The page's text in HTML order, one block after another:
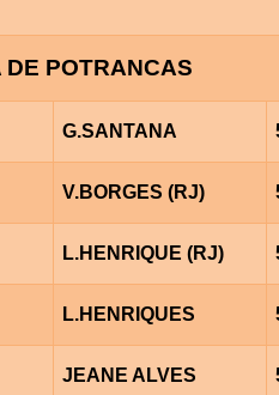
POTRANCAS
G.SANTANA
V.BORGES (RJ)
L.HENRIQUE (RJ)
L.HENRIQUES
JEANE ALVES